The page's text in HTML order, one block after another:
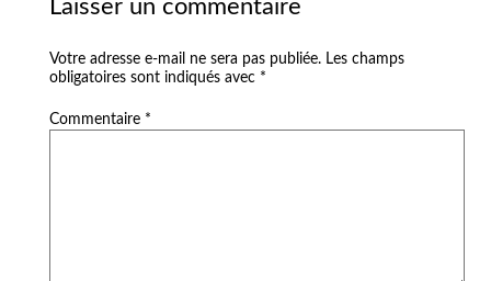
Laisser un commentaire
Votre adresse e-mail ne sera pas publiée. Les champs
obligatoires sont indiqués avec *
Commentaire *